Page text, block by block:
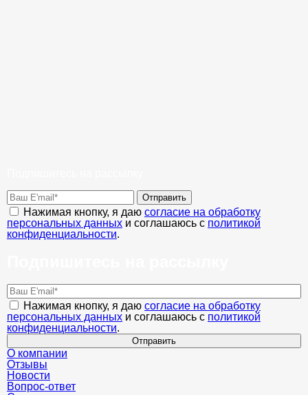
Отправить
Нажимая кнопку, я даю согласие на обработку
персональных данных и соглашаюсь с политикой
конфиденциальности.
Нажимая кнопку, я даю согласие на обработку
персональных данных и соглашаюсь с политикой
конфиденциальности.
Отправить
О компании
Отзывы
Новости
Вопрос-ответ